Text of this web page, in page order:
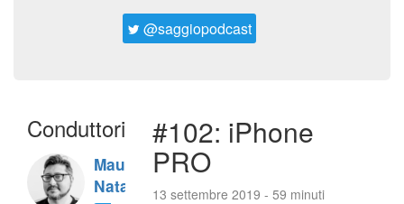
@saggiopodcast
Conduttori
Maurizio
Natali
#102: iPhone
PRO
13 settembre 2019 - 59 minuti